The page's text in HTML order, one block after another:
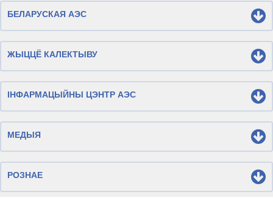
БЕЛАРУСКАЯ АЭС
ЖЫЦЦЁ КАЛЕКТЫВУ
ІНФАРМАЦЫЙНЫ ЦЭНТР АЭС
МЕДЫЯ
РОЗНАЕ